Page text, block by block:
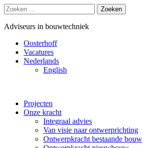
Zoeken
naar:
Adviseurs in bouwtechniek
Oosterhoff
Vacatures
Nederlands
English
Projecten
Onze kracht
Integraal advies
Van visie naar ontwerprichting
Ontwerpkracht bestaande bouw